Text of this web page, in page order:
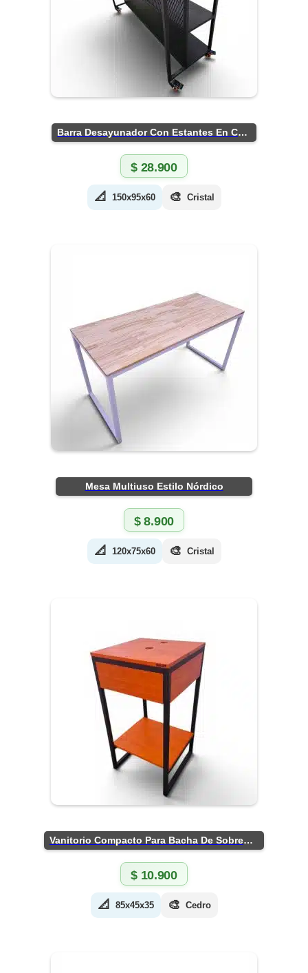
Barra Desayunador Con Estantes En Chapa
$28.900
📐 150x95x60 🎨 Cristal
Mesa Multiuso Estilo Nórdico
$8.900
📐 120x75x60 🎨 Cristal
Vanitorio Compacto Para Bacha De Sobreponer
$10.900
📐 85x45x35 🎨 Cedro